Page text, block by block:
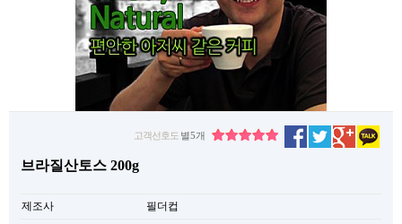
브라질산토스 200g
고객선호도 별5개
제조사
필더컵